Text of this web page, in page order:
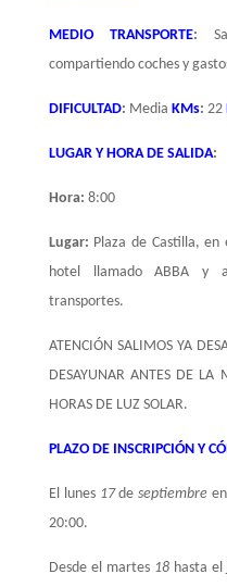
MEDIO TRANSPORTE:
compartiendo coches y
DIFICULTAD: Media KMs: 22
LUGAR Y HORA DE SALIDA:
Hora: 8:00
Lugar: Plaza de Castilla,
hotel llamado ABBA y
transportes.
ATENCIÓN SALIMOS YA
DESAYUNAR ANTES DE LA
HORAS DE LUZ SOLAR.
PLAZO DE INSCRIPCIÓN Y
El lunes 17deseptiembre
20:00.
Desde el martes 18 hasta